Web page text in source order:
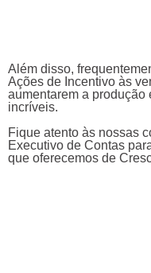
Além disso,
Ações de Incentivo às
aumentarem a
incríveis.
Fique atento às nossas
Executivo de Contas
que oferecemos de